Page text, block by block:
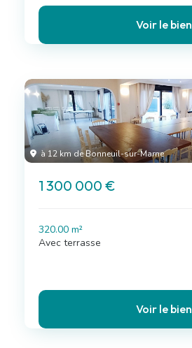
Voir le bien
à 12 km de Bonneuil-sur-Marne
1 300 000 €
320.00 m²
Avec terrasse
Voir le bien